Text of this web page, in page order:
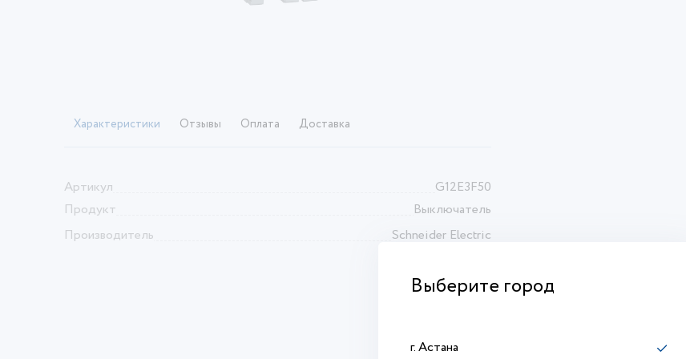
Выберите город
г. Астана
Характеристики Отзывы Оплата Доставка
Артикул
G12E3F50
Продукт
Выключатель
Производитель
Schneider Electric